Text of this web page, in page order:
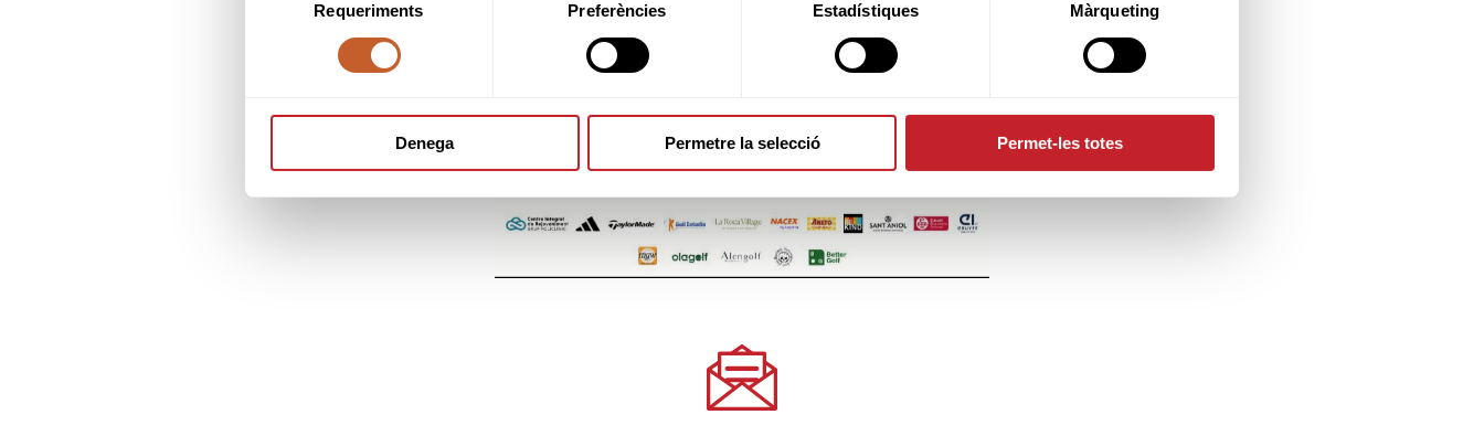
consentiment
Requeriments Preferències Estadístiques Màrqueting
Denega Permetre la selecció Permet-les totes